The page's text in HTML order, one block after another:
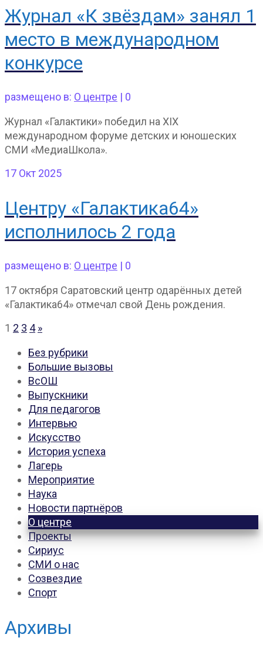
Журнал «К звёздам» занял 1
место в международном
конкурсе
размещено в: О центре | 0
Журнал «Галактики» победил на XIX
международном форуме детских и юношеских
СМИ «МедиаШкола».
17 Окт 2025
Центру «Галактика64»
исполнилось 2 года
размещено в: О центре | 0
17 октября Саратовский центр одарённых детей
«Галактика64» отмечал свой День рождения.
Пагинация
записей
1 2 3 4 »
Без рубрики
Большие вызовы
ВсОШ
Выпускники
Для педагогов
Интервью
Искусство
История успеха
Лагерь
Мероприятие
Наука
Новости партнёров
О центре
Проекты
Сириус
СМИ о нас
Созвездие
Спорт
Архивы